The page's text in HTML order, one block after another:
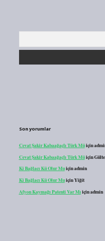
Son yorumlar
Cevat Şakir Kabaağaçlı Türk Müiçin
Cevat Şakir Kabaağaçlı Türk Müiçin
Ki Bağlacı Kü Olur Muiçinadmin
Ki Bağlacı Kü Olur MuiçinYiğit
Afyon Kaymağı Patenti Var Mı içinadmin